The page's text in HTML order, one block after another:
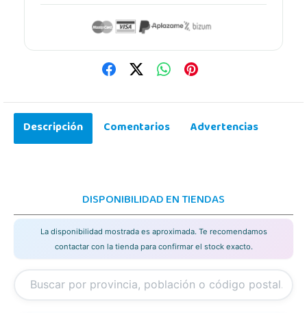
Descripción Comentarios Advertencias
DISPONIBILIDAD EN TIENDAS
La disponibilidad mostrada es aproximada. Te recomendamos
contactar con la tienda para confirmar el stock exacto.